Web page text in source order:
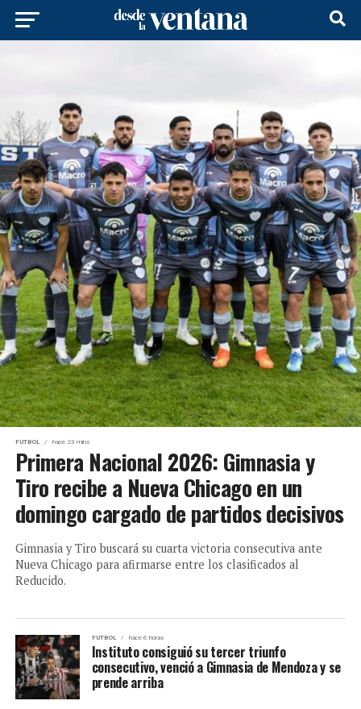
FUTBOL hace 23 mins
Primera Nacional 2026: Gimnasia y
Tiro recibe a Nueva Chicago en un
domingo cargado de partidos decisivos
Gimnasia y Tiro buscará su cuarta victoria consecutiva ante
Nueva Chicago para afirmarse entre los clasificados al
Reducido.
FUTBOL hace 6 horas
Instituto consiguió su tercer triunfo
consecutivo, venció a Gimnasia de Mendoza y se
prende arriba